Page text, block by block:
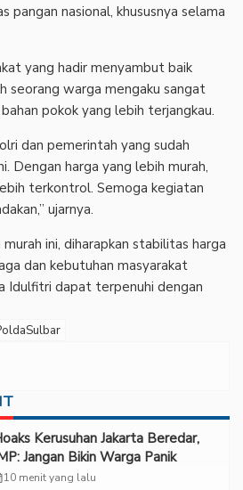
pangan nasional, khususnya selama
yang hadir menyambut baik
seorang warga mengaku sangat
pokok yang lebih terjangkau.
dan pemerintah yang sudah
Dengan harga yang lebih murah,
terkontrol. Semoga kegiatan
ujarnya.
ini, diharapkan stabilitas harga
dan kebutuhan masyarakat
Idulfitri dapat terpenuhi dengan
Kerusuhan Jakarta Beredar,
Jangan Bikin Warga Panik
10 menit yang lalu